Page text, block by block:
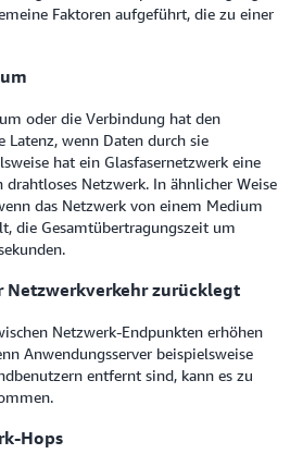
Faktoren aufgeführt, die zu einer
oder die Verbindung hat den
wenn Daten durch sie
hat ein Glasfasernetzwerk eine
drahtloses Netzwerk. In ähnlicher Weise
das Netzwerk von einem Medium
die Gesamtübertragungszeit um
Netzwerkverkehr zurücklegt
Netzwerk-Endpunkten erhöhen
Anwendungsserver beispielsweise
entfernt sind, kann es zu
Hops